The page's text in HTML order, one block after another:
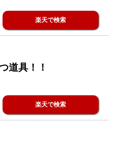
楽天で検索
道具！！
楽天で検索